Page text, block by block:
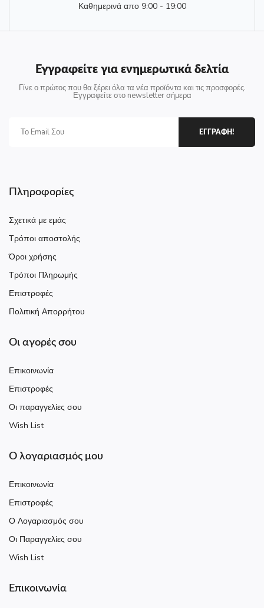
Καθημερινά απο 9:00 - 19:00
Εγγραφείτε για ενημερωτικά δελτία
Γίνε ο πρώτος που θα ξέρει όλα τα νέα προϊόντα και τις προσφορές.
Εγγραφείτε στο newsletter σήμερα
ΕΓΓΡΑΦΗ!
Πληροφορίες
Σχετικά με εμάς
Τρόποι αποστολής
Όροι χρήσης
Τρόποι Πληρωμής
Επιστροφές
Πολιτική Απορρήτου
Οι αγορές σου
Επικοινωνία
Επιστροφές
Οι παραγγελίες σου
Wish List
Ο λογαριασμός μου
Επικοινωνία
Επιστροφές
Ο Λογαριασμός σου
Οι Παραγγελίες σου
Wish List
Επικοινωνία